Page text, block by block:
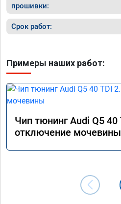
прошивки:
Срок работ:
Примеры наших работ:
Чип тюнинг Audi Q5 40
отключение мочевины